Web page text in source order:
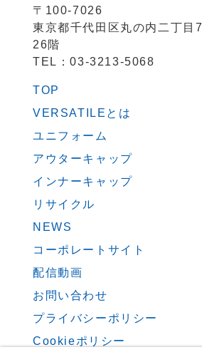
〒100-7026
東京都千代田区丸の内二丁目
26階
TEL：03-3213-5068
TOP
VERSATILEとは
ユニフォーム
アウターキャップ
インナーキャップ
リサイクル
NEWS
コーポレートサイト
配信動画
お問い合わせ
プライバシーポリシー
Cookieポリシー